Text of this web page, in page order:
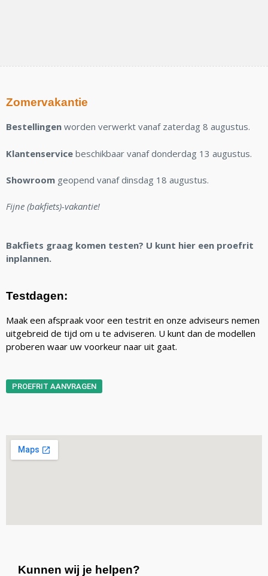
Zomervakantie
Bestellingen worden verwerkt vanaf zaterdag 8 augustus.
Klantenservice beschikbaar vanaf donderdag 13 augustus.
Showroom geopend vanaf dinsdag 18 augustus.
Fijne (bakfiets)-vakantie!
Bakfiets graag komen testen? U kunt hier een proefrit
inplannen.
Testdagen:
Maak een afspraak voor een testrit en onze adviseurs nemen
uitgebreid de tijd om u te adviseren. U kunt dan de modellen
proberen waar uw voorkeur naar uit gaat.
PROEFRIT AANVRAGEN
Kunnen wij je helpen?